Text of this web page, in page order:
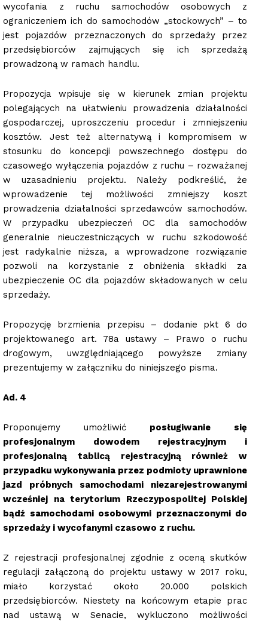
wycofania z ruchu samochodów osobowych z
ograniczeniem ich do samochodów „stockowych” – to
jest pojazdów przeznaczonych do sprzedaży przez
przedsiębiorców zajmujących się ich sprzedażą
prowadzoną w ramach handlu.
Propozycja wpisuje się w kierunek zmian projektu
polegających na ułatwieniu prowadzenia działalności
gospodarczej, uproszczeniu procedur i zmniejszeniu
kosztów. Jest też alternatywą i kompromisem w
stosunku do koncepcji powszechnego dostępu do
czasowego wyłączenia pojazdów z ruchu – rozważanej
w uzasadnieniu projektu. Należy podkreślić, że
wprowadzenie tej możliwości zmniejszy koszt
prowadzenia działalności sprzedawców samochodów.
W przypadku ubezpieczeń OC dla samochodów
generalnie nieuczestniczących w ruchu szkodowość
jest radykalnie niższa, a wprowadzone rozwiązanie
pozwoli na korzystanie z obniżenia składki za
ubezpieczenie OC dla pojazdów składowanych w celu
sprzedaży.
Propozycję brzmienia przepisu – dodanie pkt 6 do
projektowanego art. 78a ustawy – Prawo o ruchu
drogowym, uwzględniającego powyższe zmiany
prezentujemy w załączniku do niniejszego pisma.
Ad. 4
Proponujemy umożliwić posługiwanie
się
profesjonalnym dowodem rejestracyjnym i
profesjonalną tablicą rejestracyjną również w
przypadku wykonywania przez podmioty uprawnione
jazd próbnych samochodami niezarejestrowanymi
wcześniej na terytorium Rzeczypospolitej Polskiej
bądź samochodami osobowymi przeznaczonymi do
sprzedaży i wycofanymi czasowo z ruchu.
Z rejestracji profesjonalnej zgodnie z oceną skutków
regulacji załączoną do projektu ustawy w 2017 roku,
miało korzystać około 20.000 polskich
przedsiębiorców. Niestety na końcowym etapie prac
nad ustawą w Senacie, wykluczono możliwości